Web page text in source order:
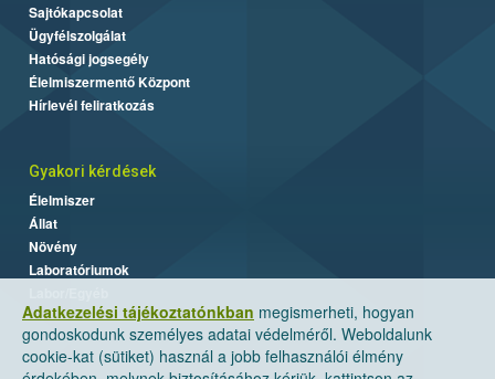
Adatkezelési tájékoztatónkban megismerheti, hogyan
gondoskodunk személyes adatai védelméről. Weboldalunk
cookie-kat (sütiket) használ a jobb felhasználói élmény
Sajtókapcsolat
Ügyfélszolgálat
Hatósági jogsegély
Élelmiszermentő Központ
Hírlevél feliratkozás
Gyakori kérdések
Élelmiszer
Állat
Növény
Laboratóriumok